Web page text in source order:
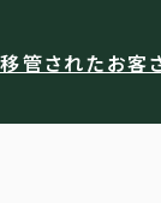
管されたお客